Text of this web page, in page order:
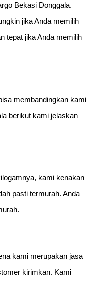
Bekasi Donggala.
jika Anda memilih
tepat jika Anda memilih
membandingkan kami
berikut kami jelaskan
kami kenakan
pasti termurah. Anda
kami merupakan jasa
kirimkan. Kami